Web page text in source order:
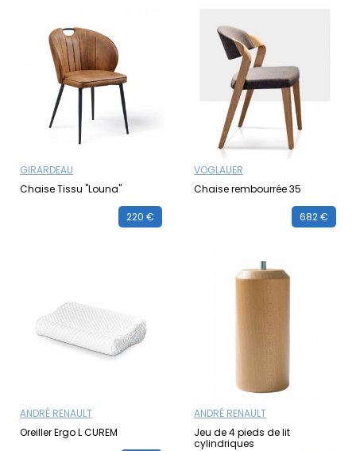
GIRARDEAU
Chaise Tissu "Louna"
220 €
VOGLAUER
Chaise rembourrée 35
682 €
ANDRÉ RENAULT
Oreiller Ergo L CUREM
ANDRÉ RENAULT
Jeu de 4 pieds de lit
cylindriques